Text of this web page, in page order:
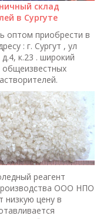
склад
в Сургуте
оптом приобрести в
: г. Сургут , ул
к.23 . широкий
общеизвестных
реагент
ООО НПО
цену в